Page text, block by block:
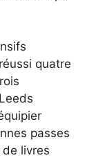
quatre
passes
livres